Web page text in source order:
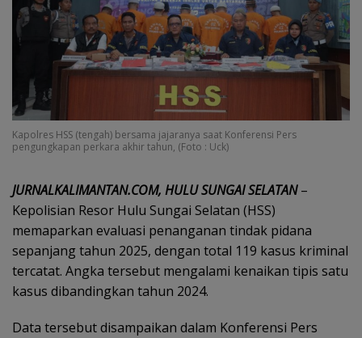
Kapolres HSS (tengah) bersama jajaranya saat Konferensi Pers
pengungkapan perkara akhir tahun, (Foto : Uck)
JURNALKALIMANTAN.COM, HULU SUNGAI SELATAN–
Kepolisian Resor Hulu Sungai Selatan (HSS)
memaparkan evaluasi penanganan tindak pidana
sepanjang tahun 2025, dengan total 119 kasus kriminal
tercatat. Angka tersebut mengalami kenaikan tipis satu
kasus dibandingkan tahun 2024.
Data tersebut disampaikan dalam Konferensi Pers